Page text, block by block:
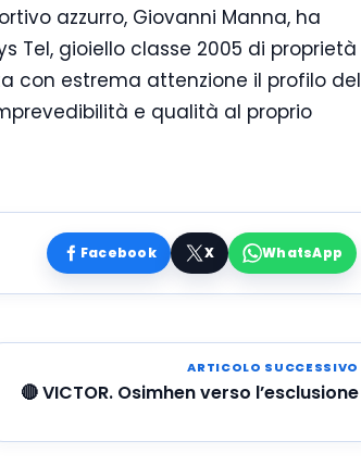
azzurro, Giovanni Manna, ha
Tel, gioiello classe 2005 di proprietà
con estrema attenzione il profilo del
e qualità al proprio
Facebook X WhatsApp
ARTICOLO SUCCESSIVO
🔴 VICTOR. Osimhen verso l’esclusione